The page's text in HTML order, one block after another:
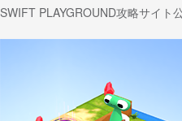
SWIFT PLAYGROUND攻略サイト